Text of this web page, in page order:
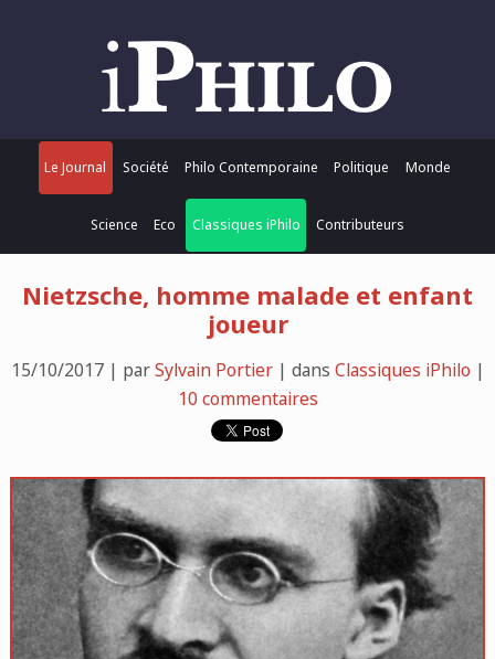
Le Journal Société Philo Contemporaine Politique Monde
Science Eco Classiques iPhilo Contributeurs
Nietzsche, homme malade et enfant
joueur
15/10/2017 | parSylvain Portier| dans Classiques iPhilo |
10 commentaires